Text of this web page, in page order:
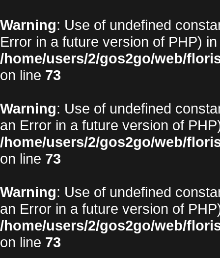
Warning: Use of undefined
Error in a future version of PHP) in
/home/users/2/gos2go/web/
on line 73
Warning: Use of undefined
an Error in a future version of
/home/users/2/gos2go/web/
on line 73
Warning: Use of undefined
an Error in a future version of
/home/users/2/gos2go/web/
on line 73